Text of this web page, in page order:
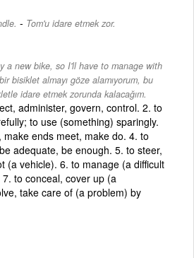
- Tom'u idare etmek zor.
a new bike, so I'll have to manage with
bisiklet almayı göze alamıyorum, bu
idare etmek zorunda kalacağım.
administer, govern, control. 2. to
to use (something) sparingly.
ends meet, make do. 4. to
adequate, be enough. 5. to steer,
(a vehicle). 6. to manage (a difficult
to conceal, cover up (a
take care of (a problem) by